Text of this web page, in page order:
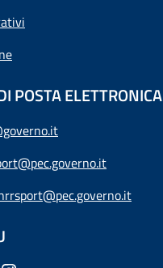
POSTA ELETTRONICA